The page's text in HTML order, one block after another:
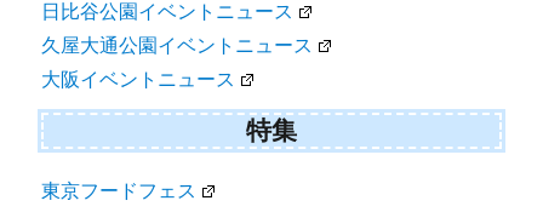
日比谷公園イベントニュース
久屋大通公園イベントニュース
大阪イベントニュース
特集
東京フードフェス